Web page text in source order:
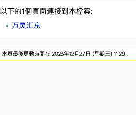
以下的1個頁面連接到本檔案:
万灵汇京
本頁最後更動時間在 2023年12月27日 (星期三) 11:29。